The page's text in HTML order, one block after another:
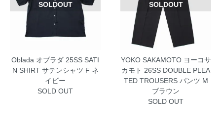
SOLDOUT
Oblada オブラダ 25SS SATI
N SHIRT サテンシャツ F ネ
イビー
SOLD OUT
SOLDOUT
YOKO SAKAMOTO ヨーコサ
カモト 26SS DOUBLE PLEA
TED TROUSERS パンツ M
ブラウン
SOLD OUT